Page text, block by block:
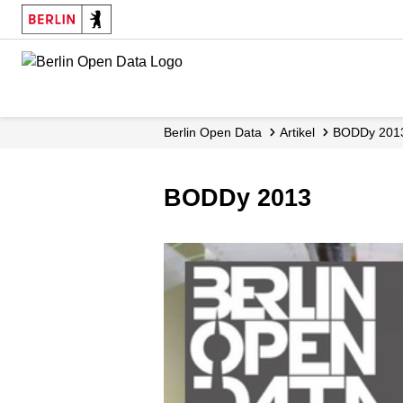
Skip
main
Berlin Open Data Artikel BODDy
BODDy 2013